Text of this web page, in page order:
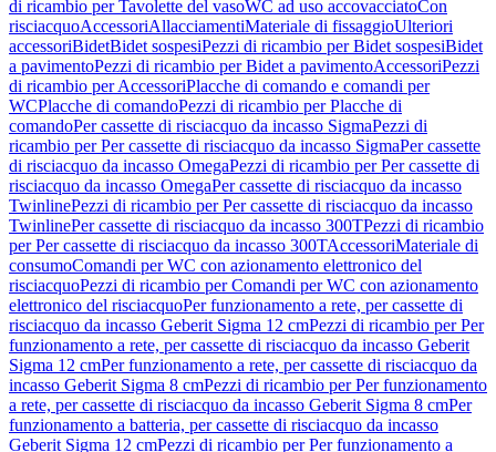
di ricambio per Tavolette del vasoWC ad uso accovacciatoCon
risciacquoAccessoriAllacciamentiMateriale di fissaggioUlteriori
accessoriBidetBidet sospesiPezzi di ricambio per Bidet sospesiBidet
a pavimentoPezzi di ricambio per Bidet a pavimentoAccessoriPezzi
di ricambio per AccessoriPlacche di comando e comandi per
WCPlacche di comandoPezzi di ricambio per Placche di
comandoPer cassette di risciacquo da incasso SigmaPezzi di
ricambio per Per cassette di risciacquo da incasso SigmaPer cassette
di risciacquo da incasso OmegaPezzi di ricambio per Per cassette di
risciacquo da incasso OmegaPer cassette di risciacquo da incasso
TwinlinePezzi di ricambio per Per cassette di risciacquo da incasso
TwinlinePer cassette di risciacquo da incasso 300TPezzi di ricambio
per Per cassette di risciacquo da incasso 300TAccessoriMateriale di
consumoComandi per WC con azionamento elettronico del
risciacquoPezzi di ricambio per Comandi per WC con azionamento
elettronico del risciacquoPer funzionamento a rete, per cassette di
risciacquo da incasso Geberit Sigma 12 cmPezzi di ricambio per Per
funzionamento a rete, per cassette di risciacquo da incasso Geberit
Sigma 12 cmPer funzionamento a rete, per cassette di risciacquo da
incasso Geberit Sigma 8 cmPezzi di ricambio per Per funzionamento
a rete, per cassette di risciacquo da incasso Geberit Sigma 8 cmPer
funzionamento a batteria, per cassette di risciacquo da incasso
Geberit Sigma 12 cmPezzi di ricambio per Per funzionamento a